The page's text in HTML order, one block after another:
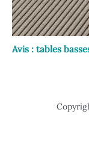
Avis : tables